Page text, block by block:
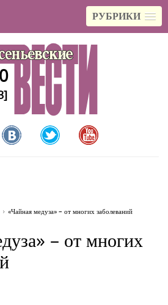
РУБРИКИ
«Чайная медуза» – от многих заболеваний
– от многих